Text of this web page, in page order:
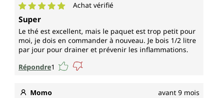
Note moyenne de 5 sur 5 étoiles
Achat vérifié
Super
Le thé est excellent, mais le paquet est trop petit pour
moi, je dois en commander à nouveau. Je bois 1/2 litre
par jour pour drainer et prévenir les inflammations.
Répondre1
Momo avant 9 mois